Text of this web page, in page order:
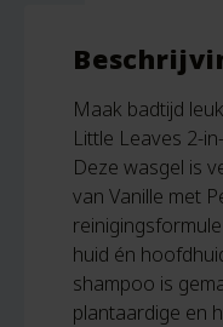
Maak badtijd
Little Leaves 2-
Deze wasgel is
van Vanille met
huid én
shampoo is
plantaardige en